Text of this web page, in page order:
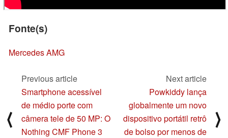
Fonte(s)
Mercedes AMG
⟨
Previous article
Smartphone acessível
de médio porte com
câmera tele de 50 MP: O
Nothing CMF Phone 3
Next article
Powkiddy lança
globalmente um novo
dispositivo portátil retrô
de bolso por menos de
⟩